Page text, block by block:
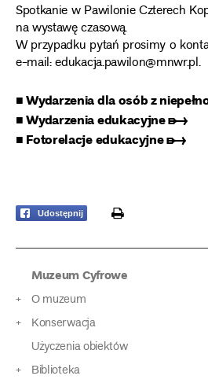
Spotkanie w Pawilonie Czterech
na wystawę czasową.
W przypadku pytań prosimy o
e-mail: edukacja.pawilon@mnwr.pl.
■ Wydarzenia dla osób z
■ Wydarzenia edukacyjne ➸
■ Fotorelacje edukacyjne ➸
Udostępnij print
Muzeum Cyfrowe
O muzeum
Konserwacja
Użyczenia obiektów
Biblioteka